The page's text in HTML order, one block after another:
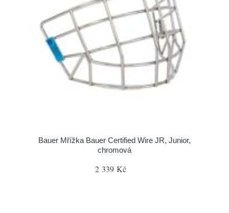
Bauer Mřížka Bauer Certified Wire JR, Junior,
chromová
2 339 Kč